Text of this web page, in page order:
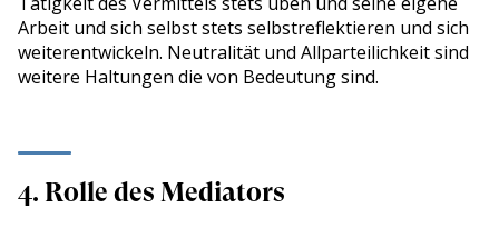
Arbeit und sich selbst stets selbstreflektieren und sich
weiterentwickeln. Neutralität und Allparteilichkeit sind
weitere Haltungen die von Bedeutung sind.
4. Rolle des Mediators